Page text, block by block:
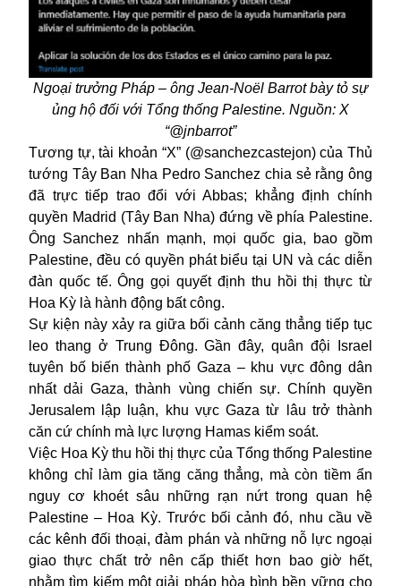
Ngoại trưởng Pháp – ông Jean-Noël Barrot bày tỏ sự
ủng hộ đối với Tổng thống Palestine. Nguồn: X
“@jnbarrot”
Tương tự, tài khoản “X” (@sanchezcastejon) của Thủ
tướng Tây Ban Nha Pedro Sanchez chia sẻ rằng ông
đã trực tiếp trao đổi với Abbas; khẳng định chính
quyền Madrid (Tây Ban Nha) đứng về phía Palestine.
Ông Sanchez nhấn mạnh, mọi quốc gia, bao gồm
Palestine, đều có quyền phát biểu tại UN và các diễn
đàn quốc tế. Ông gọi quyết định thu hồi thị thực từ
Hoa Kỳ là hành động bất công.
Sự kiện này xảy ra giữa bối cảnh căng thẳng tiếp tục
leo thang ở Trung Đông. Gần đây, quân đội Israel
tuyên bố biến thành phố Gaza – khu vực đông dân
nhất dải Gaza, thành vùng chiến sự. Chính quyền
Jerusalem lập luận, khu vực Gaza từ lâu trở thành
căn cứ chính mà lực lượng Hamas kiểm soát.
Việc Hoa Kỳ thu hồi thị thực của Tổng thống Palestine
không chỉ làm gia tăng căng thẳng, mà còn tiềm ẩn
nguy cơ khoét sâu những rạn nứt trong quan hệ
Palestine – Hoa Kỳ. Trước bối cảnh đó, nhu cầu về
các kênh đối thoại, đàm phán và những nỗ lực ngoại
giao thực chất trở nên cấp thiết hơn bao giờ hết,
nhằm tìm kiếm một giải pháp hòa bình bền vững cho